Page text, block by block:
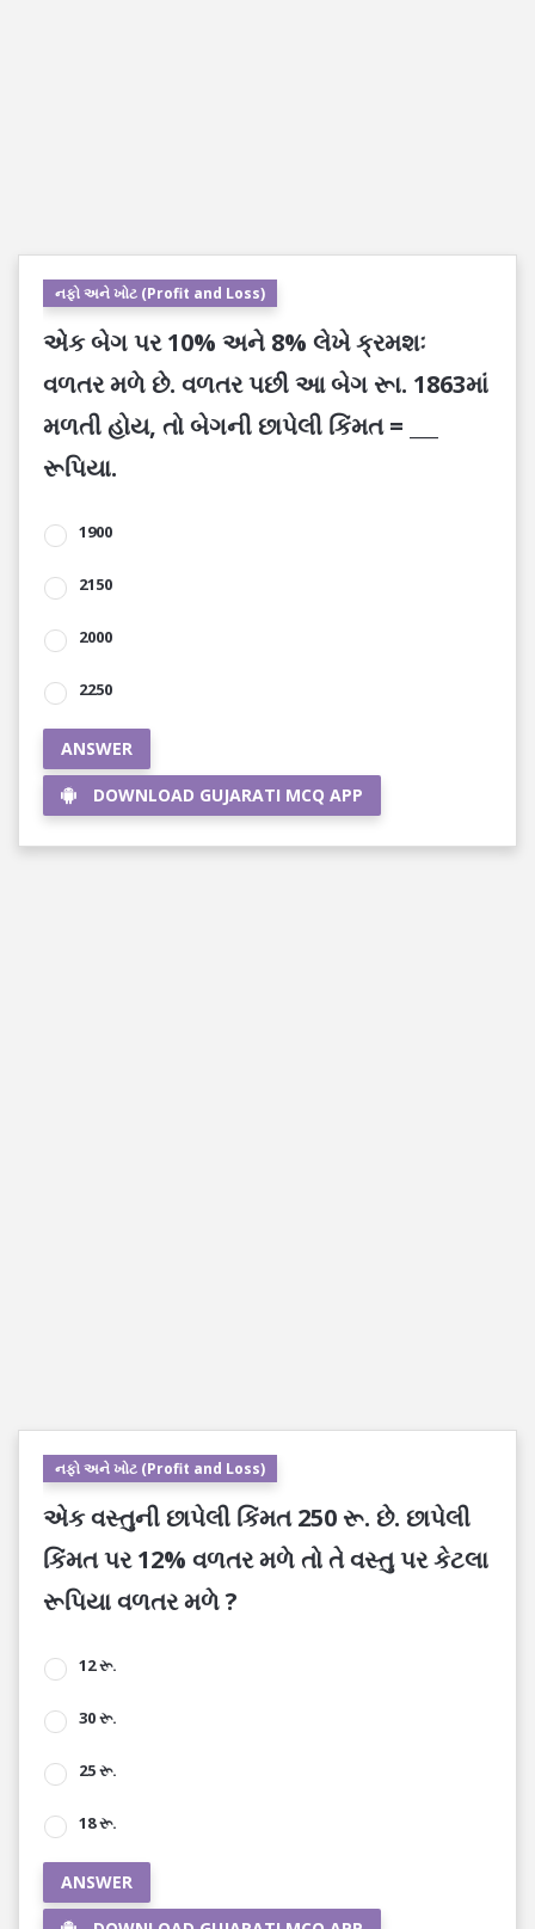
નફો અને ખોટ (Profit and Loss)
એક બેગ પર 10% અને 8% લેખે ક્રમશઃ
વળતર મળે છે. વળતર પછી આ બેગ રૂા. 1863માં
મળતી હોય, તો બેગની છાપેલી કિંમત = ___
રૂપિયા.
1900
2150
2000
2250
ANSWER
DOWNLOAD GUJARATI MCQ APP
નફો અને ખોટ (Profit and Loss)
એક વસ્તુની છાપેલી કિંમત 250 રૂ. છે. છાપેલી
કિંમત પર 12% વળતર મળે તો તે વસ્તુ પર કેટલા
રૂપિયા વળતર મળે ?
12 રૂ.
30 રૂ.
25 રૂ.
18 રૂ.
ANSWER